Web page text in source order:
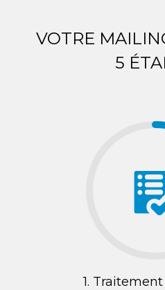
VOTRE
5
1.